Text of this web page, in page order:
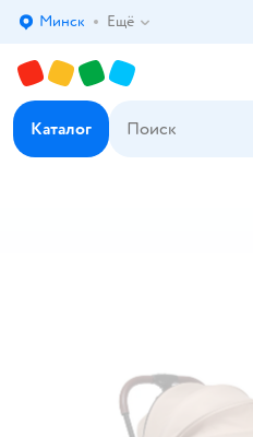
Выбор адреса доставки.
Минск Ещё
Каталог